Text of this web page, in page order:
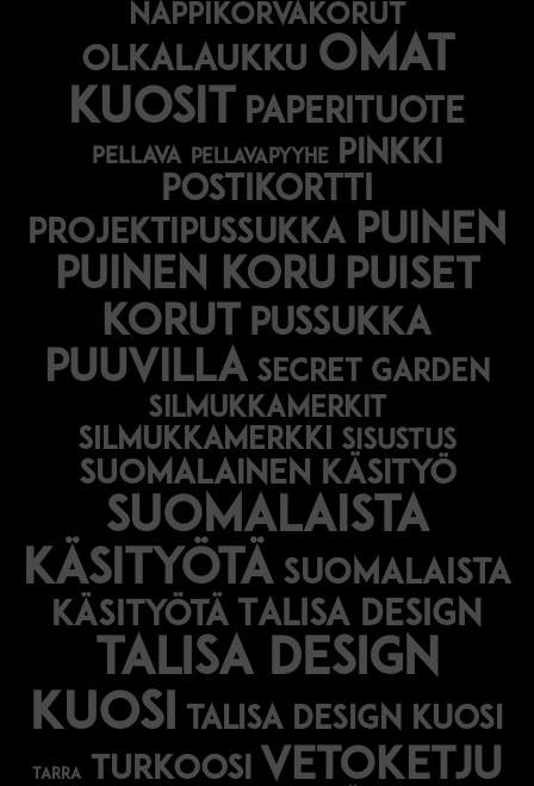
nappikorvakorut
olkalaukku omat
kuosit
paperituote
pellava pellavapyyhe pinkki
postikortti
projektipussukka puinen
puinen koru puiset
korut pussukka
puuvilla secret garden
silmukkamerkit
silmukkamerkki sisustus
suomalainen käsityö
suomalaista
käsityötä suomalaista
käsityötä
Talisa Design
talisa design
kuosi talisa design kuosi
tarra turkoosi vetoketju